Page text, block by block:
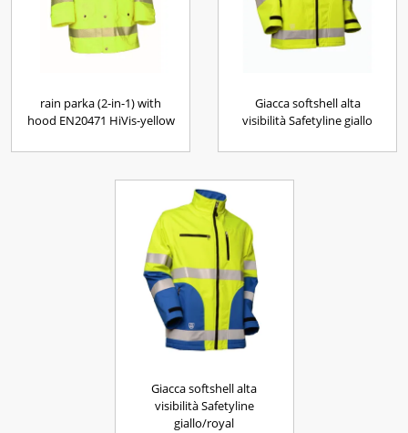
rain parka (2-in-1) with
hood EN20471 HiVis-yellow
Giacca softshell alta
visibilità Safetyline giallo
Giacca softshell alta
visibilità Safetyline
giallo/royal